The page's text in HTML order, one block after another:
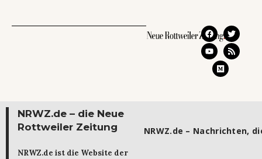
NRWZ.de – die Neue
Rottweiler Zeitung
NRWZ.de ist die Website der
NRWZ.de – Nachrichten,